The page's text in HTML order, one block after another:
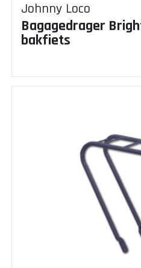
Johnny Loco
Bagagedrager
bakfiets